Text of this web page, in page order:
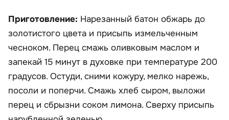
Приготовление: Нарезанный батон обжарь до
золотистого цвета и присыпь измельченным
чесноком. Перец смажь оливковым маслом и
запекай 15 минут в духовке при температуре 200
градусов. Остуди, сними кожуру, мелко нарежь,
посоли и поперчи. Смажь хлеб сыром, выложи
перец и сбрызни соком лимона. Сверху присыпь